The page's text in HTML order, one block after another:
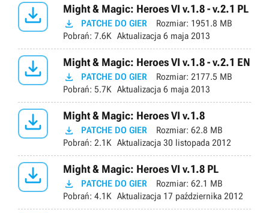
 Might & Magic: Heroes VI v.1.8 - v.2.1 PL
 PATCHE DO GIER Rozmiar: 1951.8 MB
Pobrań: 7.6K Aktualizacja 6 maja 2013
 Might & Magic: Heroes VI v.1.8 - v.2.1 EN
 PATCHE DO GIER Rozmiar: 2177.5 MB
Pobrań: 5.7K Aktualizacja 6 maja 2013
 Might & Magic: Heroes VI v.1.8
 PATCHE DO GIER Rozmiar: 62.8 MB
Pobrań: 2.1K Aktualizacja 30 listopada 2012
 Might & Magic: Heroes VI v.1.8 PL
 PATCHE DO GIER Rozmiar: 62.1 MB
Pobrań: 4.1K Aktualizacja 17 października 2012